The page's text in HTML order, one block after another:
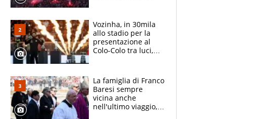
Vozinha, in 30mila
allo stadio per la
presentazione al
Colo-Colo tra luci,
La famiglia di Franco
Baresi sempre
vicina anche
nell'ultimo viaggio,